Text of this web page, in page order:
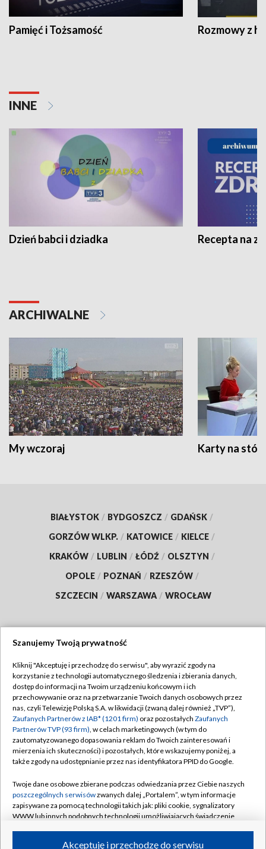
Pamięć i Tożsamość Rozmowy z
INNE
Dzień babci i dziadka Recepta na
ARCHIWALNE
My wczoraj Karty na
BIAŁYSTOK / BYDGOSZCZ / GDAŃSK /
GORZÓW WLKP. / KATOWICE / KIELCE /
KRAKÓW / LUBLIN / ŁÓDŹ / OLSZTYN /
OPOLE / POZNAŃ / RZESZÓW /
SZCZECIN / WARSZAWA / WROCŁAW
TVP
Abonament TVP
Emisja w TVP
Centrum informacji TVP
Naziemna Telewizja Cyfrowa
Rada Programowa
System NOS
Informacje o nadawcy
Regulamin TVP
Polityka prywatności
Moje zgody
Pomoc
Kontakt
Kanały
Szanujemy Twoją prywatność
Kliknij "Akceptuję i przechodzę do serwisu", aby wyrazić zgody na
korzystanie z technologii automatycznego śledzenia i zbierania danych,
dostęp do informacji na Twoim urządzeniu końcowym i ich
przechowywanie oraz na przetwarzanie Twoich danych osobowych przez
nas, czyli Telewizję Polską S.A. w likwidacji (zwaną dalej również „TVP”),
Zaufanych Partnerów z IAB* (1201 firm) oraz pozostałych Zaufanych
Partnerów TVP (93 firm), w celach marketingowych (w tym do
zautomatyzowanego dopasowania reklam do Twoich zainteresowań i
mierzenia ich skuteczności) i pozostałych, które wskazujemy poniżej, a
także zgody na udostępnianie przez nas identyfikatora PPID do Google.
Twoje dane osobowe zbierane podczas odwiedzania przez Ciebie naszych
poszczególnych serwisówzwanych dalej „Portalem”, w tym informacje
zapisywane za pomocą technologii takich jak: pliki cookie, sygnalizatory
WWW lub innych podobnych technologii umożliwiających świadczenie
Akceptuję i przechodzę do serwisu